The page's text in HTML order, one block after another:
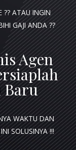
?? ATAU INGIN
GAJI ANDA ??
Agen
Baru
WAKTU DAN
INI SOLUSINYA !!!